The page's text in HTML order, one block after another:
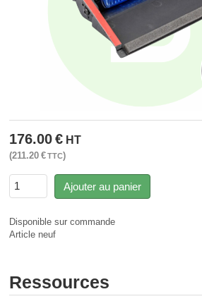
176.00 € HT
211.20 €TTC
Ajouter au panier
Disponible sur commande
Article neuf
Ressources